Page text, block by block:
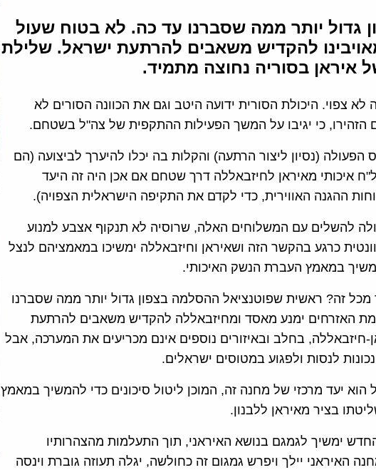
גדול יותר ממה שסברנו עד כה. לא בטוח שעול
להקדיש משאבים להרתעת ישראל. שלילת
איראן בסוריה נחוצה מתמיד.
לא צפוי. היכולת הסורית ידועה היטב וגם את הכוונה הסורים לא
כי יגיבו על המשך הפעילות ההתקפית של צה"ל בשטחם.
הפעולה (נסיון ליצור הרתעה) והקלות בה יכלו להיערך לביצועה (הם
איכותי מאיראן לחיזבאללה דרך שטחם אם אכן היה זה היעד
ההגנה האווירית, כדי לקדם את התקיפה הישראלית הצפויה).
להשלים עם המשלוחים האלה, שרוסיה לא תנקוף אצבע למנוע
כרגע בהקשר הזה ושאיראן וחיזבאללה ימשיכו במאמציהם לנצל
במאמץ העברת הנשק האיכותי.
זה? ראשית שפוטנציאל ההסלמה בצפון גדול יותר ממה שסברנו
האזרחים ימנע מאסד ומחיזבאללה להקדיש משאבים להרתעת
חיזבאללה, בחלב ובאיזורים נוספים אינם מכריעים את המערכה, אבל
לנסות ולפגוע במטוסים ישראלים.
יעד מרכזי של מחנה זה, המוכן ליטול סיכונים כדי להמשיך במאמץ
בציר מאיראן ללבנון.
ימשיך לגמגם בנושא האיראני, תוך התעלמות מהצהרותיו
האיראני יילך ויפרש גמגום זה כחולשה, יגלה תעוזה גוברת וינסה